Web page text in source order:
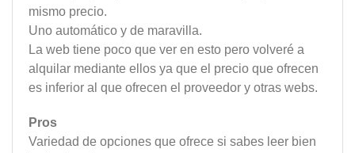
mismo precio.
Uno automático y de maravilla.
La web tiene poco que ver en esto pero volveré a
alquilar mediante ellos ya que el precio que ofrecen
es inferior al que ofrecen el proveedor y otras webs.
Pros
Variedad de opciones que ofrece si sabes leer bien